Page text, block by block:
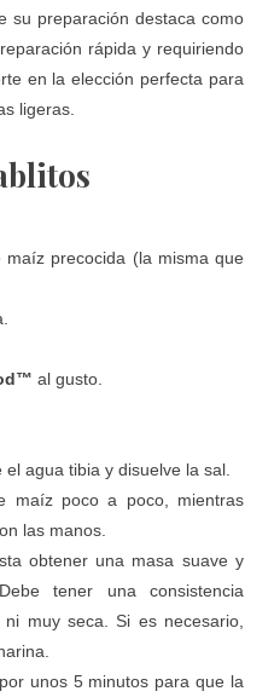
su preparación destaca como
rápida y requiriendo
en la elección perfecta para
ligeras.
precocida (la misma que
al gusto.
agua tibia y disuelve la sal.
poco a poco, mientras
las manos.
obtener una masa suave y
tener una consistencia
muy seca. Si es necesario,
unos 5 minutos para que la